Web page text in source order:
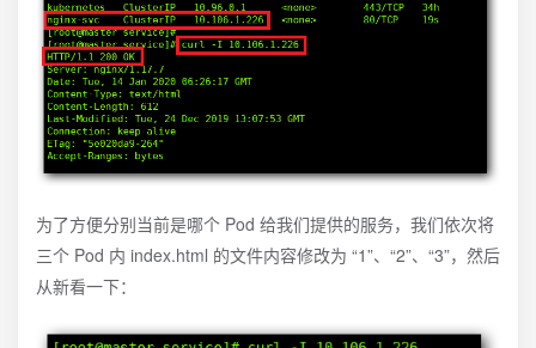
为了方便分别当前是哪个 Pod 给我们提供的服务，我们依次将
三个 Pod 内 index.html 的文件内容修改为 “1”、“2”、“3”，然后
从新看一下：